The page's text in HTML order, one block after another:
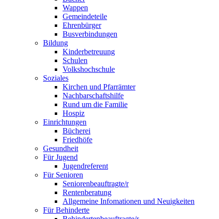
Wappen
Gemeindeteile
Ehrenbürger
Busverbindungen
Bildung
Kinderbetreuung
Schulen
Volkshochschule
Soziales
Kirchen und Pfarrämter
Nachbarschaftshilfe
Rund um die Familie
Hospiz
Einrichtungen
Bücherei
Friedhöfe
Gesundheit
Für Jugend
Jugendreferent
Für Senioren
Seniorenbeauftragte/r
Rentenberatung
Allgemeine Infomationen und Neuigkeiten
Für Behinderte